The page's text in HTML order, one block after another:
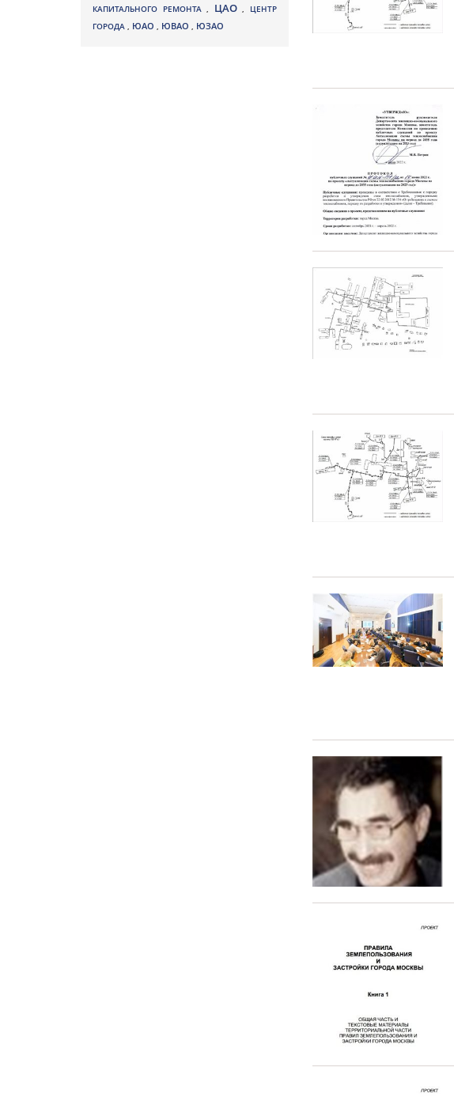
КАПИТАЛЬНОГО РЕМОНТА , ЦАО ,
ЦЕНТР
ГОРОДА , ЮАО , ЮВАО , ЮЗАО